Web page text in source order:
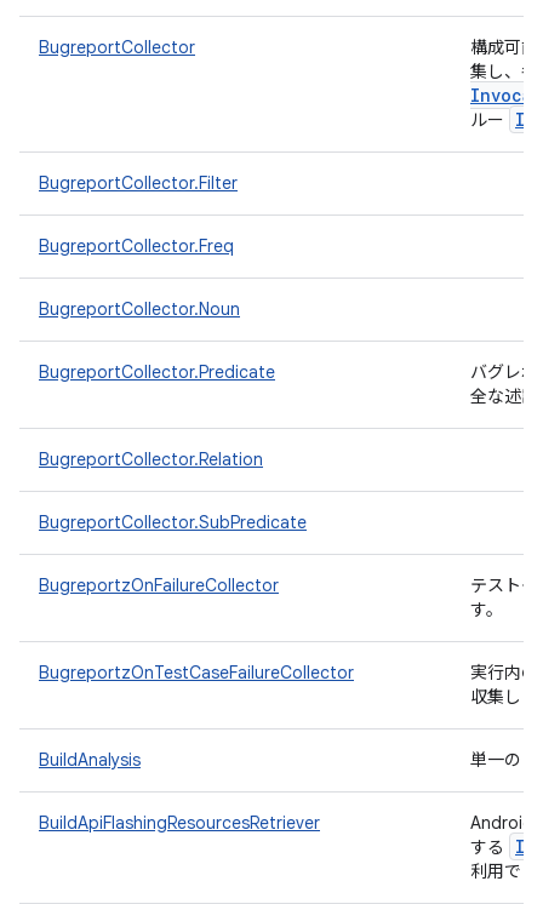
BugreportCollector
構成可
集し、
ルー
BugreportCollector.Filter
BugreportCollector.Freq
BugreportCollector.Noun
BugreportCollector.Predicate
バグレ
全な述
BugreportCollector.Relation
BugreportCollector.SubPredicate
BugreportzOnFailureCollector
テスト
す。
BugreportzOnTestCaseFailureCollector
実行内
収集し
BuildAnalysis 単一の
BuildApiFlashingResourcesRetriever
Android
する
利用で